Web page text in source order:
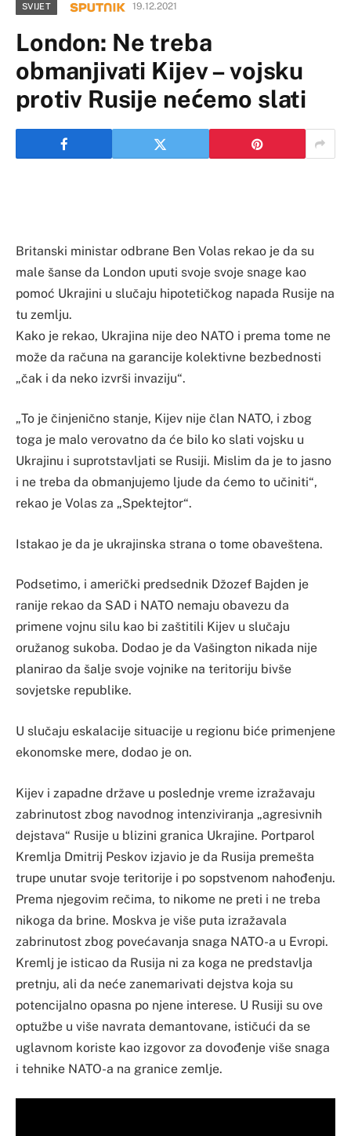
SVIJET 19.12.2021
London: Ne treba
obmanjivati Kijev – vojsku
protiv Rusije nećemo slati
Britanski ministar odbrane Ben Volas rekao je da su
male šanse da London uputi svoje svoje snage kao
pomoć Ukrajini u slučaju hipotetičkog napada Rusije na
tu zemlju.
Kako je rekao, Ukrajina nije deo NATO i prema tome ne
može da računa na garancije kolektivne bezbednosti
„čak i da neko izvrši invaziju“.
„To je činjenično stanje, Kijev nije član NATO, i zbog
toga je malo verovatno da će bilo ko slati vojsku u
Ukrajinu i suprotstavljati se Rusiji. Mislim da je to jasno
i ne treba da obmanjujemo ljude da ćemo to učiniti“,
rekao je Volas za „Spektejtor“.
Istakao je da je ukrajinska strana o tome obaveštena.
Podsetimo, i američki predsednik Džozef Bajden je
ranije rekao da SAD i NATO nemaju obavezu da
primene vojnu silu kao bi zaštitili Kijev u slučaju
oružanog sukoba. Dodao je da Vašington nikada nije
planirao da šalje svoje vojnike na teritoriju bivše
sovjetske republike.
U slučaju eskalacije situacije u regionu biće primenjene
ekonomske mere, dodao je on.
Kijev i zapadne države u poslednje vreme izražavaju
zabrinutost zbog navodnog intenziviranja „agresivnih
dejstava“ Rusije u blizini granica Ukrajine. Portparol
Kremlja Dmitrij Peskov izjavio je da Rusija premešta
trupe unutar svoje teritorije i po sopstvenom nahođenju.
Prema njegovim rečima, to nikome ne preti i ne treba
nikoga da brine. Moskva je više puta izražavala
zabrinutost zbog povećavanja snaga NATO-a u Evropi.
Kremlj je isticao da Rusija ni za koga ne predstavlja
pretnju, ali da neće zanemarivati dejstva koja su
potencijalno opasna po njene interese. U Rusiji su ove
optužbe u više navrata demantovane, ističući da se
uglavnom koriste kao izgovor za dovođenje više snaga
i tehnike NATO-a na granice zemlje.